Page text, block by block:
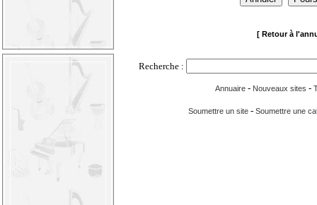
[ Retour à
Recherche :
Annuaire- Nouveaux sites -
Soumettre un site - Soumettre une